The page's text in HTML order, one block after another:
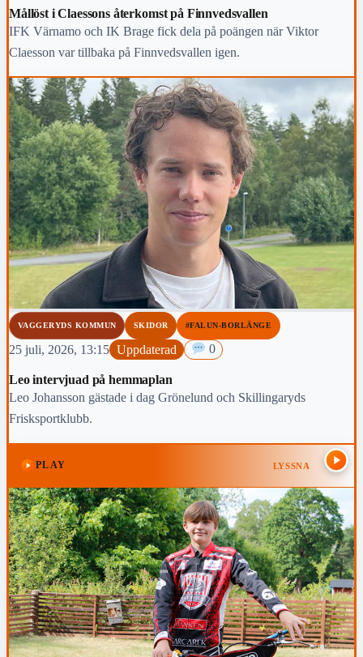
Mållöst i Claessons återkomst på Finnvedsvallen
IFK Värnamo och IK Brage fick dela på poängen när Viktor
Claesson var tillbaka på Finnvedsvallen igen.
VAGGERYDS KOMMUN SKIDOR #FALUN-BORLÄNGE
25 juli, 2026, 13:15 Uppdaterad 0
Leo intervjuad på hemmaplan
Leo Johansson gästade i dag Grönelund och Skillingaryds
Frisksportklubb.
PLAY LYSSNA